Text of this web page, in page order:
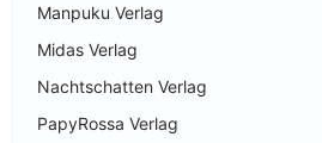
Manpuku Verlag
Midas Verlag
Nachtschatten Verlag
PapyRossa Verlag